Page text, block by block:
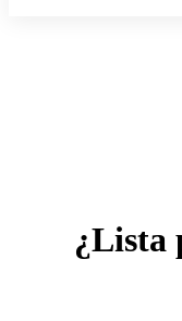
¿Lista